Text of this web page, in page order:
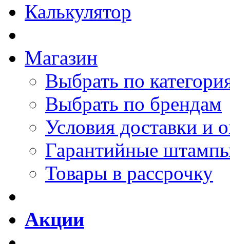
Калькулятор
Магазин
Выбрать по
Выбрать по брендам
Условия доставки и
Гарантийные
Товары в рассрочку
Акции